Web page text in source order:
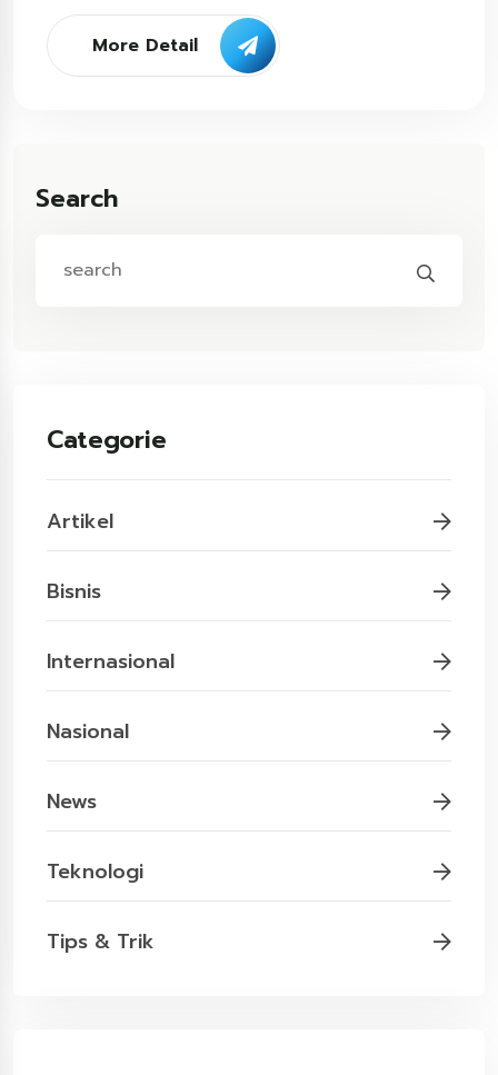
More Detail
Search
Categorie
Artikel
Bisnis
Internasional
Nasional
News
Teknologi
Tips & Trik